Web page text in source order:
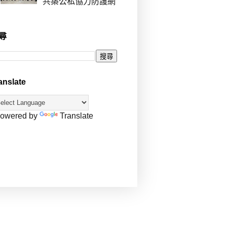
by Translate